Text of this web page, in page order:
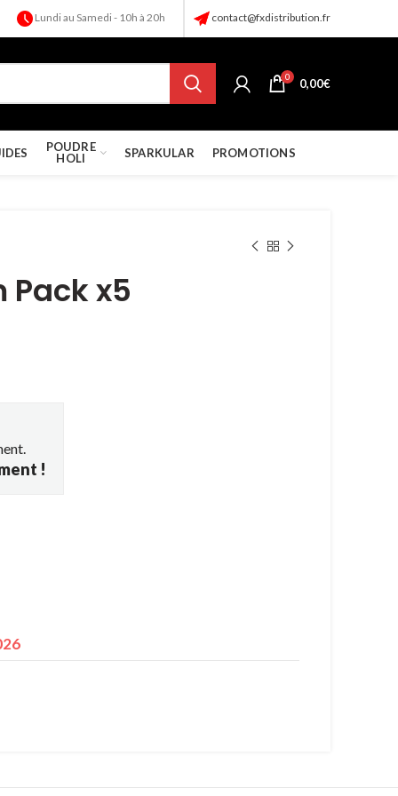
Lundi au Samedi - 10h à 20h contact@fxdistribution.fr
0 0,00€
POUDRE
HOLI
SPARKULAR PROMOTIONS
x5
!